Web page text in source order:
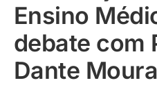
DOCUMENTOS
GALERIAS
Ensino
debate com
Dante Moura